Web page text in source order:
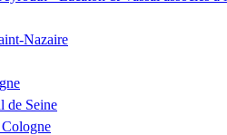
Nazaire
de Seine